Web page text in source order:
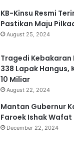
KB-Kinsu Resmi
Pastikan Maju
August 25, 2024
Tragedi Kebakaran
338 Lapak Hangus,
10 Miliar
August 22, 2024
Mantan Gubernur
Faroek Ishak Wafat
December 22, 2024